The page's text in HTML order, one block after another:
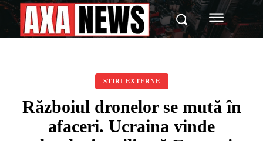
STIRI EXTERNE
Războiul dronelor se mută în
afaceri. Ucraina vinde